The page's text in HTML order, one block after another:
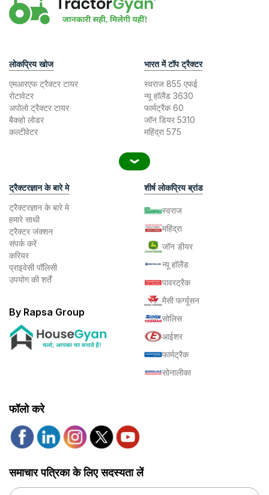
लोकप्रिय खोज
एमआरएफ ट्रैक्टर टायर
रोटावेटर
अपोलो ट्रैक्टर टायर
बैकहो लोडर
कल्टीवेटर
भारत में टॉप ट्रैक्टर
स्वराज 855 एफई
न्यू हॉलैंड 3630
फार्मट्रैक 60
जॉन डियर 5310
महिंद्रा 575
ट्रैक्टरज्ञान के बारे मे
ट्रैक्टरज्ञान के बारे मे
हमारे साथी
ट्रैक्टर जंक्शन
संपर्क करें
करियर
प्राइवेसी पॉलिसी
उपयोग की शर्तें
By Rapsa Group
शीर्ष लोकप्रिय ब्रांड
स्वराज
महिंद्रा
जॉन डीयर
न्यू हॉलैंड
पावरट्रैक
मैसी फर्ग्यूसन
सोलिस
आईशर
फार्मट्रैक
सोनालीका
फॉलो करे
समाचार पत्रिका के लिए सदस्यता लें